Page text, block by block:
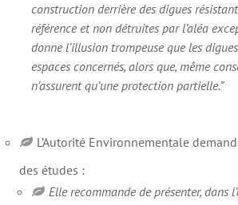
construction derrière des digues
référence et non détruites par l’aléa
donne l’illusion trompeuse que les
espaces concernés, alors que, même
n’assurent qu’une protection partielle.”
L’Autorité Environnementale
des études :
Elle recommande de présenter, dans